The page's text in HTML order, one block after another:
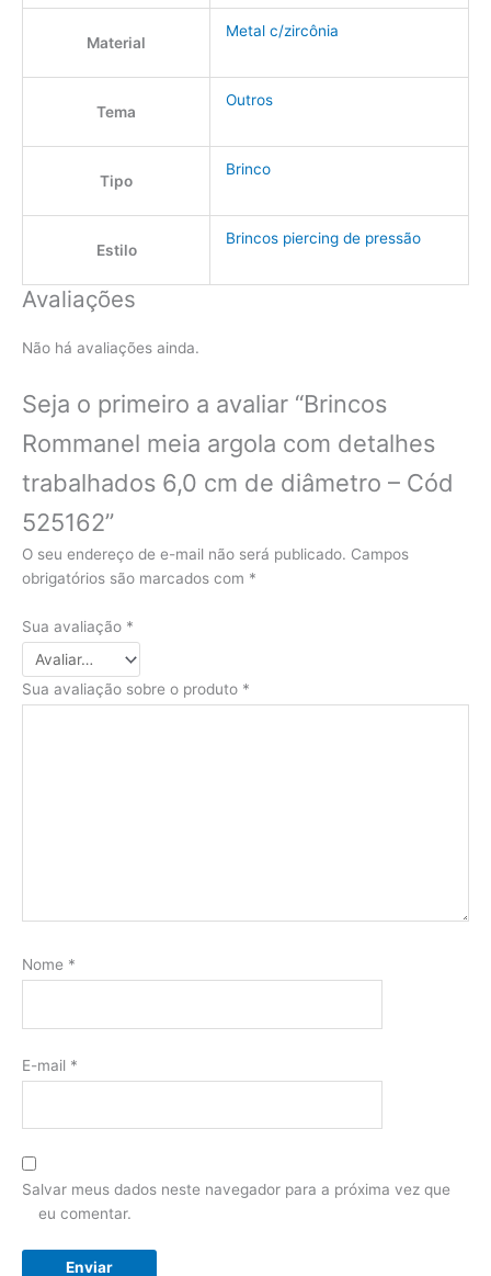
Material
Metal c/zircônia
Tema
Outros
Tipo
Brinco
Estilo
Brincos piercing de pressão
Avaliações
Não há avaliações ainda.
Seja o primeiro a avaliar “Brincos
Rommanel meia argola com detalhes
trabalhados 6,0 cm de diâmetro – Cód
525162”
O seu endereço de e-mail não será publicado. Campos
obrigatórios são marcados com *
Sua avaliação *
Sua avaliação sobre o produto *
Nome *
E-mail *
Salvar meus dados neste navegador para a próxima vez que
eu comentar.